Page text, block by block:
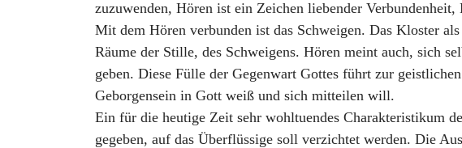
zuzuwenden, Hören ist ein Zeichen liebender
Mit dem Hören verbunden ist das Schweigen. Das Kloster
Räume der Stille, des Schweigens. Hören meint auch, sich
geben. Diese Fülle der Gegenwart Gottes führt zur
Geborgensein in Gott weiß und sich mitteilen will.
Ein für die heutige Zeit sehr wohltuendes Charakteristikum
gegeben, auf das Überflüssige soll verzichtet werden. Die